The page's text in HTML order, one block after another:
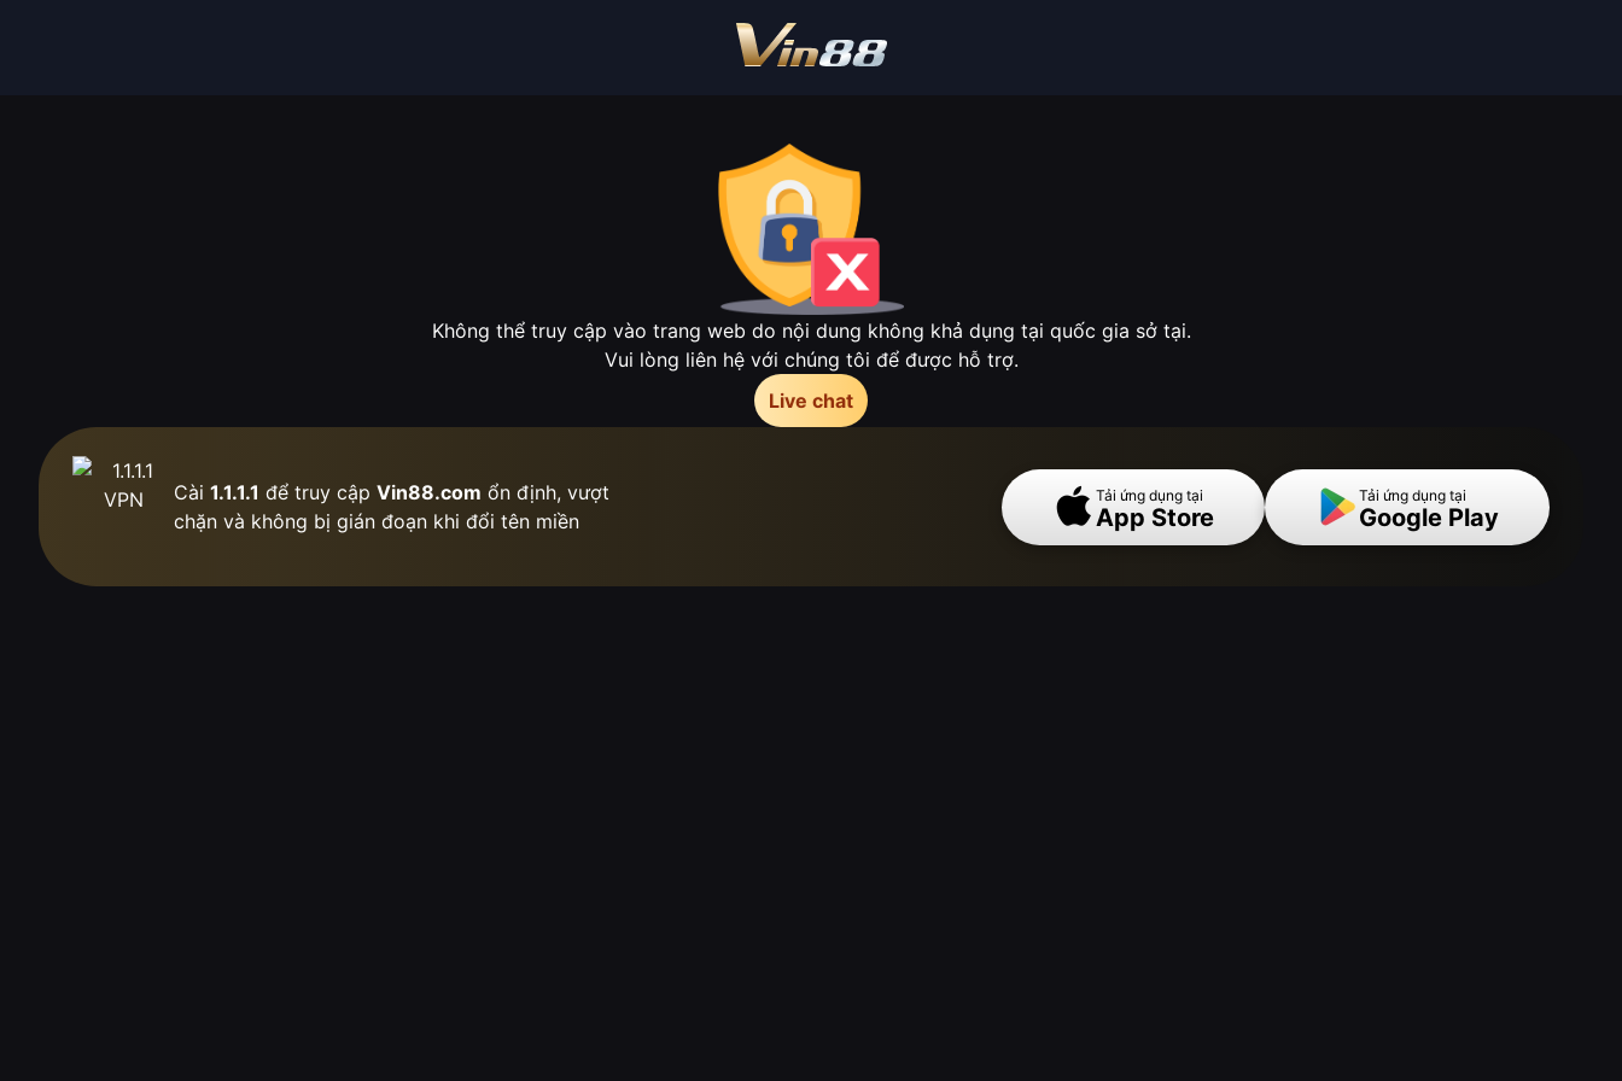
Không thể truy cập vào trang web do nội dung không khả dụng tại quốc gia sở tại.
Vui lòng liên hệ với chúng tôi để được hỗ trợ.
Live chat
Cài 1.1.1.1 để truy cập Vin88.com ổn định, vượt
chặn và không bị gián đoạn khi đổi tên miền
Tải ứng dụng tại
App Store
Tải ứng dụng tại
Google Play